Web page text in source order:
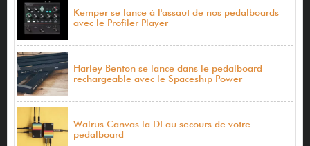
Kemper se lance à l'assaut de nos pedalboards
avec le Profiler Player
Harley Benton se lance dans le pedalboard
rechargeable avec le Spaceship Power
Walrus Canvas la DI au secours de votre
pedalboard